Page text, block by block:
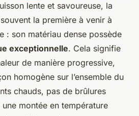
lente et savoureuse, la
la première à venir à
: son matériau dense possède
exceptionnelle. Cela signifie
de manière progressive,
homogène sur l’ensemble du
chauds, pas de brûlures
montée en température